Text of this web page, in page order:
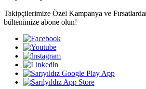
Takipçilerimize Özel Kampanya ve
bültenimize abone olun!